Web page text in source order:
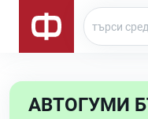
АВТОГУМИ